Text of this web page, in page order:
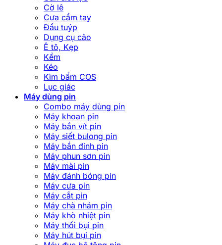
Cờ lê
Cưa cầm tay
Đầu tuýp
Dụng cụ cảo
Ê tô, Kẹp
Kềm
Kéo
Kìm bấm COS
Lục giác
Máy dùng pin
Combo máy dùng pin
Máy khoan pin
Máy bắn vít pin
Máy siết bulong pin
Máy bắn đinh pin
Máy phun sơn pin
Máy mài pin
Máy đánh bóng pin
Máy cưa pin
Máy cắt pin
Máy chà nhám pin
Máy khò nhiệt pin
Máy thổi bụi pin
Máy hút bụi pin